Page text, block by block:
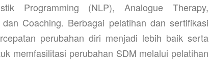
Programming (NLP), Analogue Therapy,
Coaching. Berbagai pelatihan dan sertifikasi
perubahan diri menjadi lebih baik serta
memfasilitasi perubahan SDM melalui pelatihan